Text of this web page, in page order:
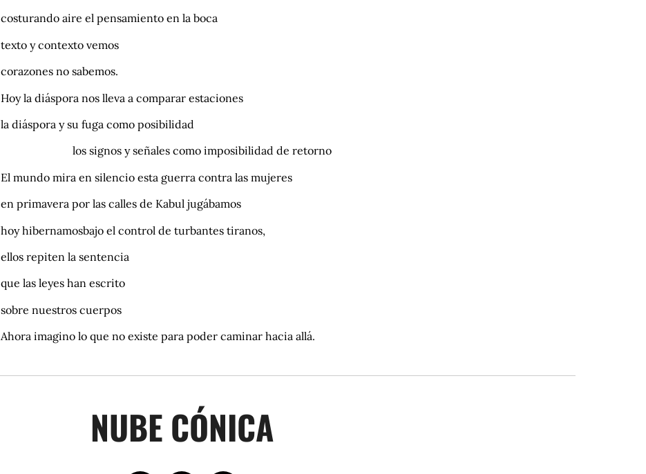
costurando aire el pensamiento en la boca
texto y contexto vemos
corazones no sabemos.
Hoy la diáspora nos lleva a comparar estaciones
la diáspora y su fuga como posibilidad
los signos y señales como imposibilidad de retorno
El mundo mira en silencio esta guerra contra las mujeres
en primavera por las calles de Kabul jugábamos
hoy hibernamosbajo el control de turbantes tiranos,
ellos repiten la sentencia
que las leyes han escrito
sobre nuestros cuerpos
Ahora imagino lo que no existe para poder caminar hacia allá.
NUBE CÓNICA